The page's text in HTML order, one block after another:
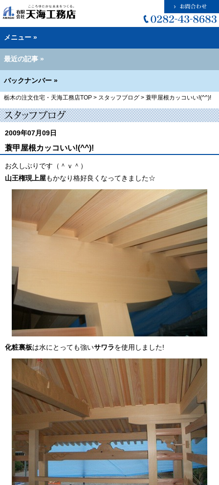
メニュー »
最近の記事 »
バックナンバー »
栃木の注文住宅・天海工務店TOP > スタッフブログ > 蓑甲屋根カッコいい!(^^)!
2009年07月09日
蓑甲屋根カッコいい!(^^)!
お久しぶりです（＾ｖ＾）
山王権現上屋もかなり格好良くなってきました☆
化粧裏板は水にとっても強いサワラを使用しました!